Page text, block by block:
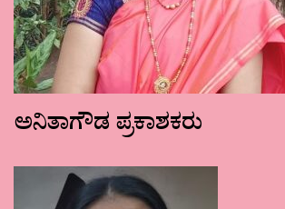
ಅನಿತಾಗೌಡ ಪ್ರಕಾಶಕರು